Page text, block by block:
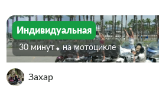
Индивидуальная
30 минут На мотоцикле
Захар